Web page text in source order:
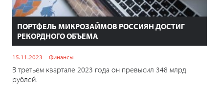
ПОРТФЕЛЬ МИКРОЗАЙМОВ РОССИЯН ДОСТИГ
РЕКОРДНОГО ОБЪЕМА
15.11.2023 Финансы
В третьем квартале 2023 года он превысил 348 млрд
рублей.